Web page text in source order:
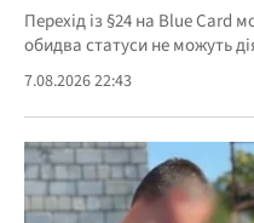
Перехід із §24 на Blue Card
обидва статуси не можуть
7.08.2026 22:43